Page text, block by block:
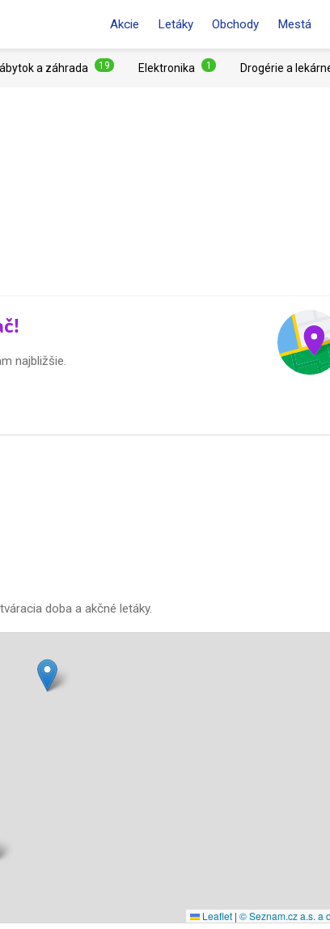
Akcie Letáky Obchody Mestá
a záhrada 19 Elektronika 1 Drogérie a
najbližšie.
doba a akčné letáky.
Leaflet | © Seznam.cz a.s. a